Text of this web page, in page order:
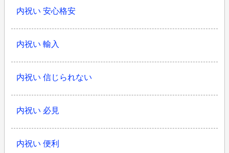
内祝い 安心格安
内祝い 輸入
内祝い 信じられない
内祝い 必見
内祝い 便利